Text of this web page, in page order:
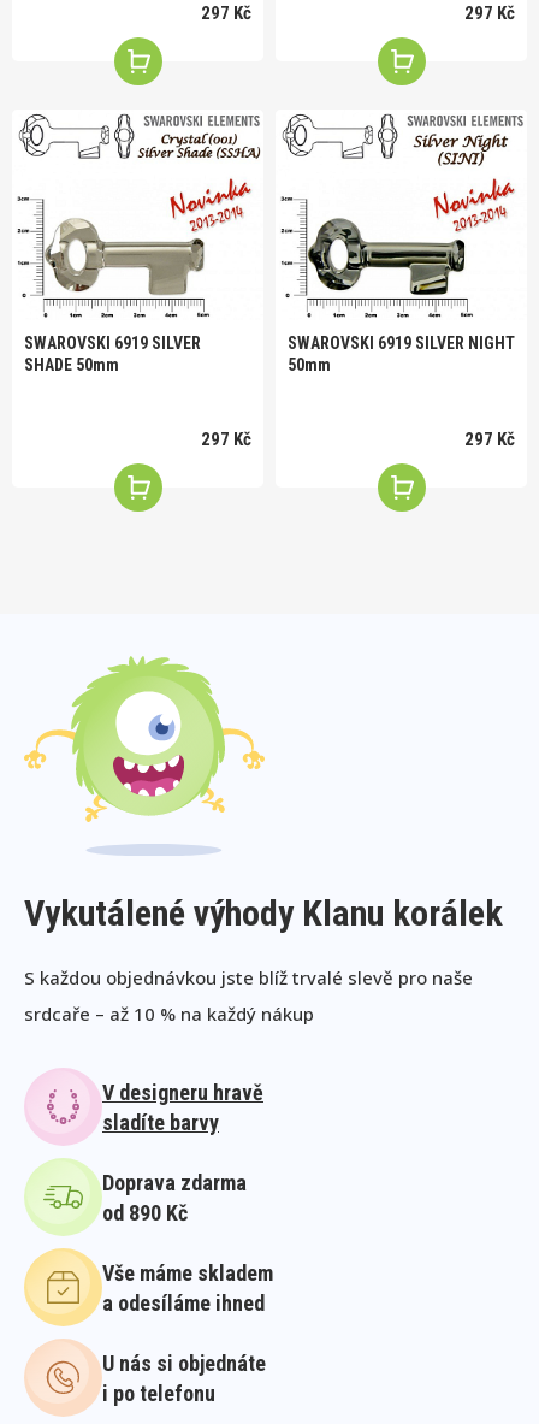
297 Kč 297 Kč
SWAROVSKI 6919 SILVER
SHADE 50mm
297 Kč
SWAROVSKI 6919 SILVER NIGHT
50mm
297 Kč
Vykutálené výhody Klanu korálek
S každou objednávkou jste blíž trvalé slevě pro naše
srdcaře – až 10 % na každý nákup
V designeru hravě
sladíte barvy
Doprava zdarma
od 890 Kč
Vše máme skladem
a odesíláme ihned
U nás si objednáte
i po telefonu